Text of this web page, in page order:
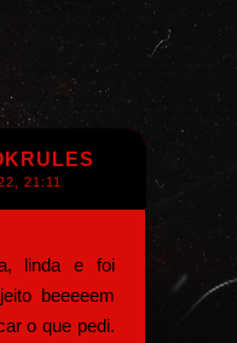
21:11
linda e foi
beeeeem
o que pedi.